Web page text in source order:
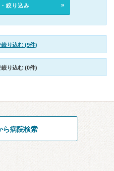
絞り込み
絞り込む (9件)
絞り込む (0件)
ら病院検索